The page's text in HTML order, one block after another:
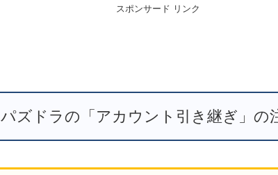
スポンサード リンク
パズドラの「アカウント引き継ぎ」の